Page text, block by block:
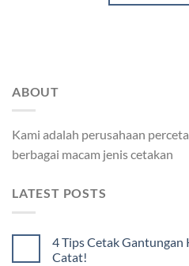
ABOUT
Kami adalah perusahaan
berbagai macam jenis cetakan
LATEST POSTS
4 Tips Cetak Gantungan
Catat!